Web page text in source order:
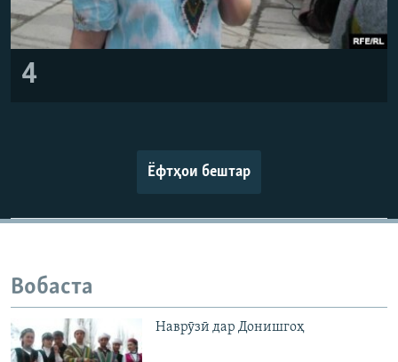
4
Ёфтҳои бештар
Вобаста
Наврӯзӣ дар Донишгоҳ